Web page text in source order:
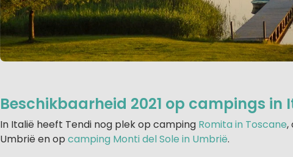
Beschikbaarheid 2021 op campings in
In Italië heeft Tendi nog plek op camping Romita in Toscane,
Umbrië en op camping Monti del Sole in Umbrië.